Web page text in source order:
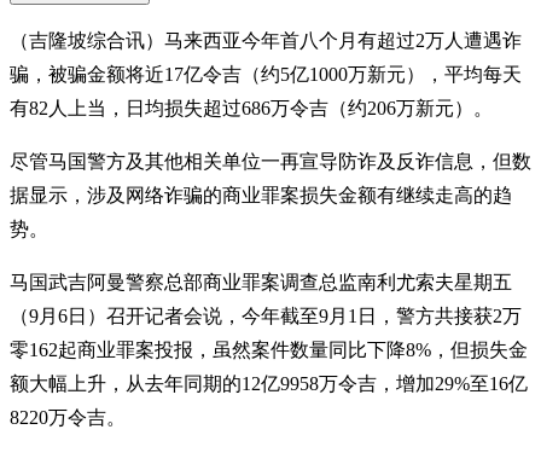
（吉隆坡综合讯）马来西亚今年首八个月有超过2万人遭遇诈
骗，被骗金额将近17亿令吉（约5亿1000万新元），平均每天
有82人上当，日均损失超过686万令吉（约206万新元）。
尽管马国警方及其他相关单位一再宣导防诈及反诈信息，但数
据显示，涉及网络诈骗的商业罪案损失金额有继续走高的趋
势。
马国武吉阿曼警察总部商业罪案调查总监南利尤索夫星期五
（9月6日）召开记者会说，今年截至9月1日，警方共接获2万
零162起商业罪案投报，虽然案件数量同比下降8%，但损失金
额大幅上升，从去年同期的12亿9958万令吉，增加29%至16亿
8220万令吉。